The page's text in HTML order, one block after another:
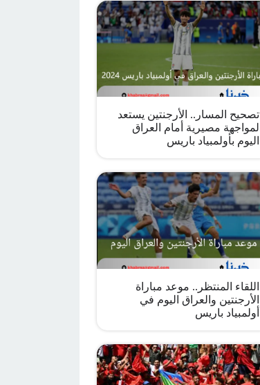
تصحيح المسار.. الأرجنتين يستعد
لمواجهة مصيرية أمام العراق
اليوم بأولمبياد باريس
اللقاء المنتظر.. موعد مباراة
الأرجنتين والعراق اليوم في
أولمبياد باريس